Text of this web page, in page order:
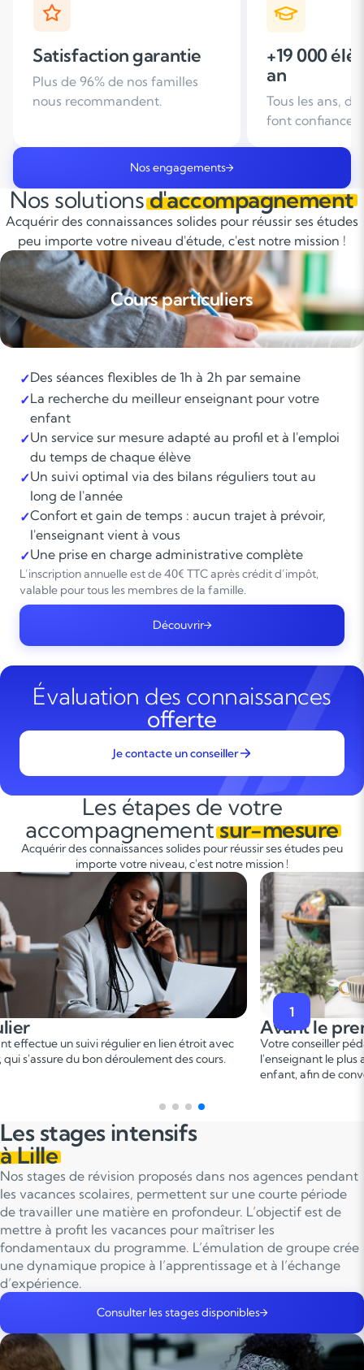
+19 000 élèves suivis /
an
Tous les ans, des familles nous
+ de 25 ans
Leader du
domicile en
Nos engagements
Nos solutionsd'accompagnement
Acquérir des connaissances solides pour réussir ses études
peu importe votre niveau d'étude, c'est notre mission !
Cours particuliers
✓Des séances flexibles de 1h à 2h par semaine
✓La recherche du meilleur enseignant pour votre
enfant
✓Un service sur mesure adapté au profil et à l'emploi
du temps de chaque élève
✓Un suivi optimal via des bilans réguliers tout au
long de l'année
✓Confort et gain de temps : aucun trajet à prévoir,
l'enseignant vient à vous
✓Une prise en charge administrative complète
L’inscription annuelle est de 40€ TTC après crédit d’impôt,
valable pour tous les membres de la famille.
Découvrir
Évaluation des connaissances
offerte
Je contacte un conseiller
Les étapes de votre
accompagnementsur-mesure
Acquérir des connaissances solides pour réussir ses études peu
importe votre niveau, c'est notre mission !
1
le premier cours
conseiller pédagogique vous met en relation avec
le plus adapté en fonction du profil de votre
afin de convenir d'une date pour un premier cours.
Ce 1er
points
sur le
Les stages intensifs
à Lille
Nos stages de révision proposés dans nos agences pendant
les vacances scolaires, permettent sur une courte période
de travailler une matière en profondeur. L’objectif est de
mettre à profit les vacances pour maîtriser les
fondamentaux du programme. L’émulation de groupe crée
une dynamique propice à l’apprentissage et à l’échange
d’expérience.
Consulter les stages disponibles